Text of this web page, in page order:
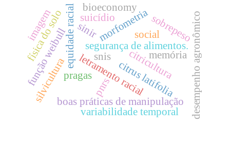
equidade racial
letramento racial
boas práticas de manipulação
segurança de alimentos.
citrus latifolia
citricultura desempenho agronômico
pragas
morfometria
função weibull
silvicultura
sobrepeso
física do solo
variabilidade temporal
bioeconomy
pnrs
snis
sinir
memória
imagem social
suicídio